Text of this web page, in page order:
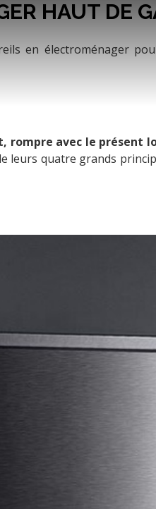
Interior Living
d'intérieur Mobilier
HAUT DE
en électroménager
rompre avec le présent
leurs quatre grands
en bord de mer